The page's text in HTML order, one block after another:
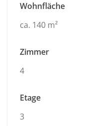
Wohnfläche
ca. 140 m²
Zimmer
4
Etage
3